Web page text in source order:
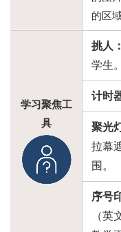
的区
学习聚焦工
具
挑人：
学生。
计时
聚光
拉幕
围。
序号
（英